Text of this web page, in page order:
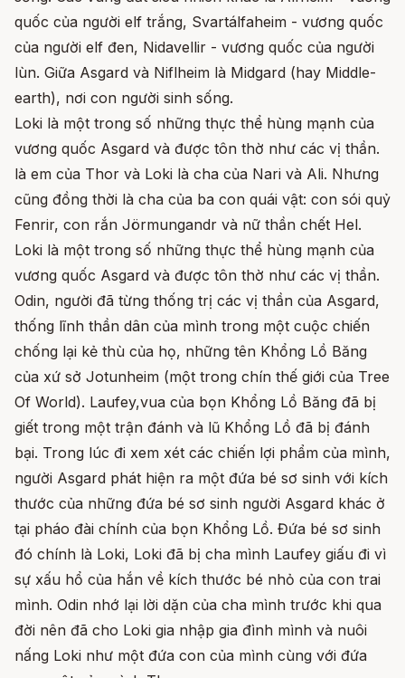
quốc của người elf trắng, Svartálfaheim - vương quốc
của người elf đen, Nidavellir - vương quốc của người
lùn. Giữa Asgard và Niflheim là Midgard (hay Middle-
earth), nơi con người sinh sống.
Loki là một trong số những thực thể hùng mạnh của
vương quốc Asgard và được tôn thờ như các vị thần.
là em của Thor và Loki là cha của Nari và Ali. Nhưng
cũng đồng thời là cha của ba con quái vật: con sói quỷ
Fenrir, con rắn Jörmungandr và nữ thần chết Hel.
Loki là một trong số những thực thể hùng mạnh của
vương quốc Asgard và được tôn thờ như các vị thần.
Odin, người đã từng thống trị các vị thần của Asgard,
thống lĩnh thần dân của mình trong một cuộc chiến
chống lại kẻ thù của họ, những tên Khổng Lồ Băng
của xứ sở Jotunheim (một trong chín thế giới của Tree
Of World). Laufey,vua của bọn Khổng Lồ Băng đã bị
giết trong một trận đánh và lũ Khổng Lồ đã bị đánh
bại. Trong lúc đi xem xét các chiến lợi phẩm của mình,
người Asgard phát hiện ra một đứa bé sơ sinh với kích
thước của những đứa bé sơ sinh người Asgard khác ở
tại pháo đài chính của bọn Khổng Lồ. Đứa bé sơ sinh
đó chính là Loki, Loki đã bị cha mình Laufey giấu đi vì
sự xấu hổ của hắn về kích thước bé nhỏ của con trai
mình. Odin nhớ lại lời dặn của cha mình trước khi qua
đời nên đã cho Loki gia nhập gia đình mình và nuôi
nấng Loki như một đứa con của mình cùng với đứa